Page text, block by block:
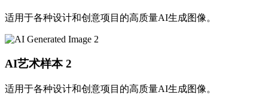
适用于各种设计和创意项目的高质量AI生成图像。
AI艺术样本 2
适用于各种设计和创意项目的高质量AI生成图像。